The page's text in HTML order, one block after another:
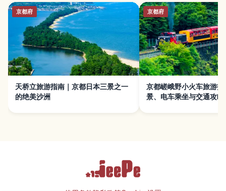
京都府
天桥立旅游指南｜京都日本三景之一
的绝美沙洲
京都府
京都嵯峨野小火车旅游指
景、电车乘坐与交通攻略